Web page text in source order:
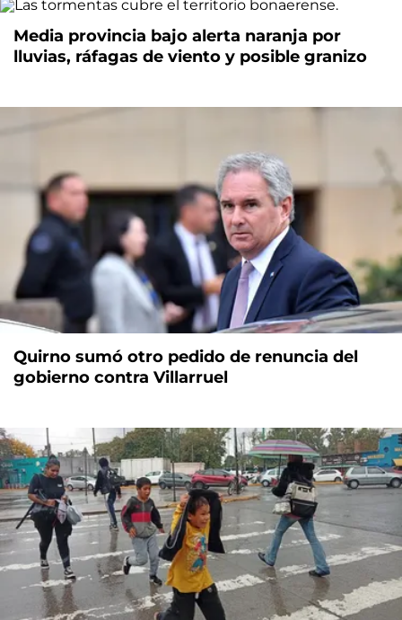
Media provincia bajo alerta naranja por
lluvias, ráfagas de viento y posible granizo
Quirno sumó otro pedido de renuncia del
gobierno contra Villarruel